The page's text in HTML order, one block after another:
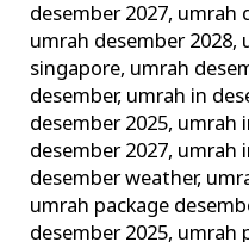
desember 2027, umrah
umrah desember 2028,
singapore, umrah
desember, umrah in
desember 2025, umrah
desember 2027, umrah
desember weather,
umrah package
desember 2025, umrah